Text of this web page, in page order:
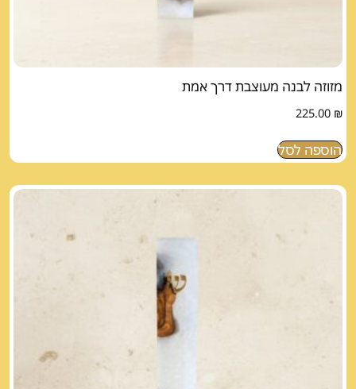
מזוזה לבנה מעוצבת דרך אמת
225.00 ₪
הוספה לסל